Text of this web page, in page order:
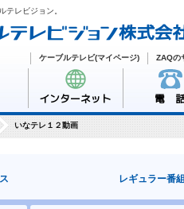
テレビジョン。
インターネット 電
ZAQの
ケーブルテレビ(マイページ)
いなテレ１２動画
レギュラー番